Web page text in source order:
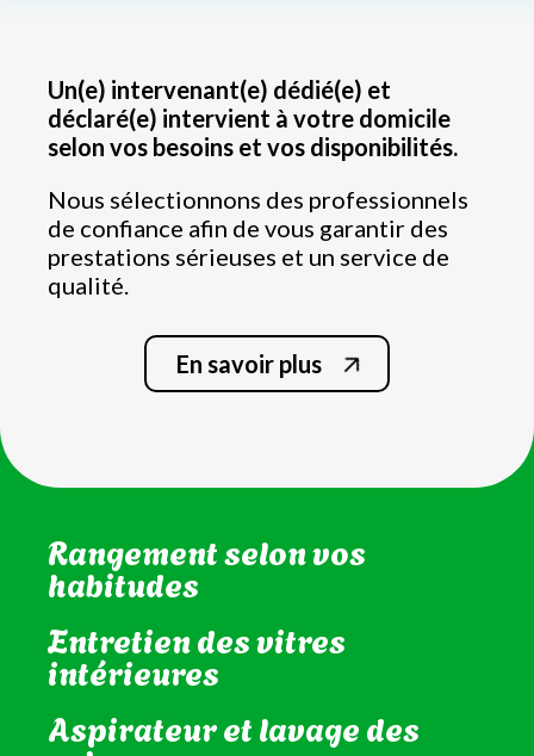
Un(e) intervenant(e) dédié(e) et
déclaré(e) intervient à votre domicile
selon vos besoins et vos disponibilités.
Nous sélectionnons des professionnels
de confiance afin de vous garantir des
prestations sérieuses et un service de
qualité.
En savoir plus
et WC
Rangement selon vos
habitudes
Entretien des vitres
intérieures
Aspirateur et lavage des